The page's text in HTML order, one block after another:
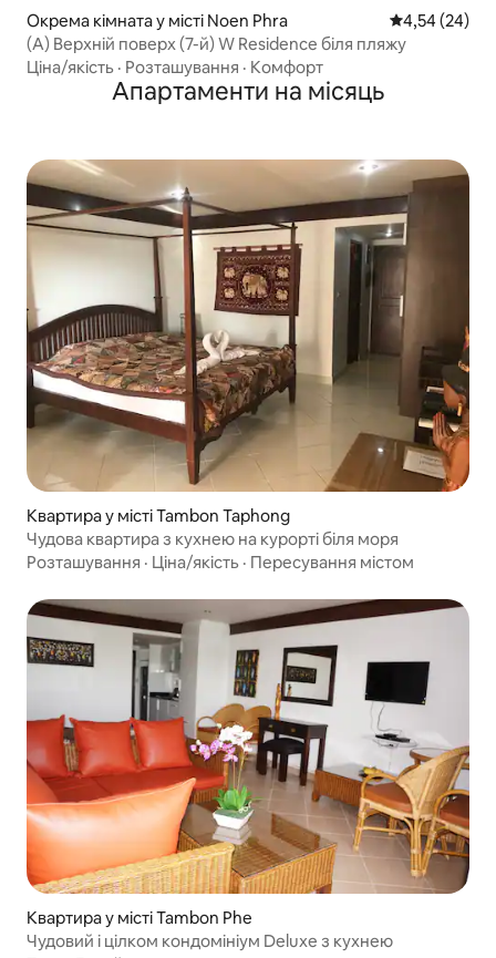
Окрема кімната у місті Noen Phra Середня
4,54 (24)
(A) Верхній поверх (7-й) W Residence біля пляжу
Ціна/якість · Розташування · Комфорт
Апартаменти на місяць
Квартира у місті Tambon Taphong
Чудова квартира з кухнею на курорті біля моря
Розташування · Ціна/якість · Пересування містом
Квартира у місті Tambon Phe
Чудовий і цілком кондомініум Deluxe з кухнею